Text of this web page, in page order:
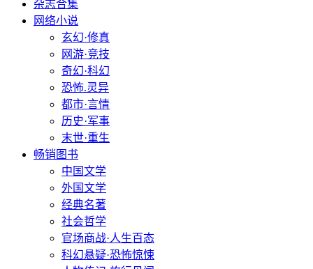
杂志合集
网络小说
玄幻·修真
网游·竞技
奇幻·科幻
恐怖.灵异
都市·言情
历史·军事
末世·重生
畅销图书
中国文学
外国文学
经典名著
社会哲学
官场商战·人生百态
科幻悬疑·恐怖惊悚